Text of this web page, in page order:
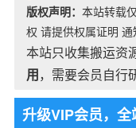
版权声明： 本站转载
权 请提供权属证明 通
本站只收集搬运资源
用，需要会员自行
升级VIP会员，